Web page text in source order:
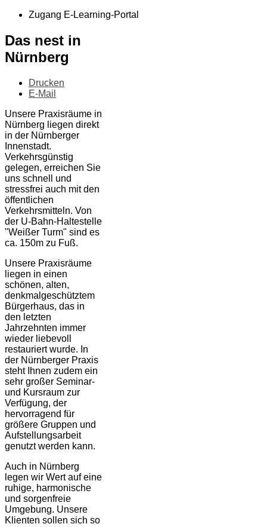
Zugang E-Learning-Portal
Das nest in
Nürnberg
Drucken
E-Mail
Unsere Praxisräume in
Nürnberg liegen direkt
in der Nürnberger
Innenstadt.
Verkehrsgünstig
gelegen, erreichen Sie
uns schnell und
stressfrei auch mit den
öffentlichen
Verkehrsmitteln. Von
der U-Bahn-Haltestelle
"Weißer Turm" sind es
ca. 150m zu Fuß.
Unsere Praxisräume
liegen in einen
schönen, alten,
denkmalgeschütztem
Bürgerhaus, das in
den letzten
Jahrzehnten immer
wieder liebevoll
restauriert wurde. In
der Nürnberger Praxis
steht Ihnen zudem ein
sehr großer Seminar-
und Kursraum zur
Verfügung, der
hervorragend für
größere Gruppen und
Aufstellungsarbeit
genutzt werden kann.
Auch in Nürnberg
legen wir Wert auf eine
ruhige, harmonische
und sorgenfreie
Umgebung. Unsere
Klienten sollen sich so